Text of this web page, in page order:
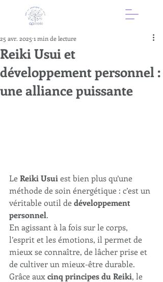
Reiki Usui et
développement personnel :
une alliance puissante
25 avr. 2025 1 min de lecture
Le Reiki Usui est bien plus qu’une
méthode de soin énergétique : c’est un
véritable outil de développement
personnel.
En agissant à la fois sur le corps,
l’esprit et les émotions, il permet de
mieux se connaître, de lâcher prise et
de cultiver un mieux-être durable.
Grâce aux cinq principes du Reiki, le